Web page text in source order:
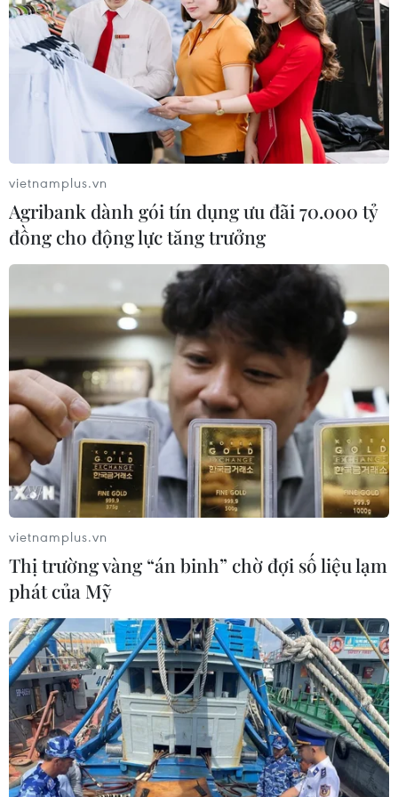
Facebook ra mắt ứng dụng chat mới dành
cho các cặp đôi
08/04/2020 15:15
Facebook đã ra mắt một ứng dụng nhắn tin, chat mới
dành cho các cặp đôi có tên là Tuned cho phép hai
người trò chuyện, chia sẻ ảnh và nhạc cũng như có
dòng thời gian ghi lại các mốc kỷ niệm của nhau.
vietnamplus.vn
Agribank dành gói tín dụng ưu đãi 70.000 tỷ
đồng cho động lực tăng trưởng
vietnamplus.vn
Thị trường vàng “án binh” chờ đợi số liệu lạm
phát của Mỹ